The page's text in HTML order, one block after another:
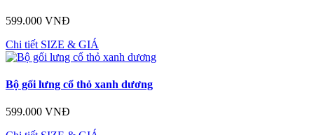
599.000 VNĐ
Chi tiết SIZE & GIÁ
Bộ gối lưng cổ thỏ xanh dương
599.000 VNĐ